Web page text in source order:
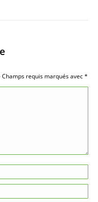
requis marqués avec*